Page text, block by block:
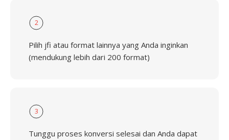
2
Pilih jfi atau format lainnya yang Anda inginkan
(mendukung lebih dari 200 format)
3
Tunggu proses konversi selesai dan Anda dapat